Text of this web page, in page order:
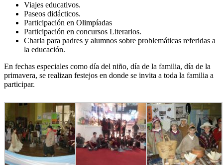
Viajes educativos.
Paseos didácticos.
Participación en Olimpíadas
Participación en concursos Literarios.
Charla para padres y alumnos sobre problemáticas referidas a
la educación.
En fechas especiales como día del niño, día de la familia, día de la
primavera, se realizan festejos en donde se invita a toda la familia a
participar.